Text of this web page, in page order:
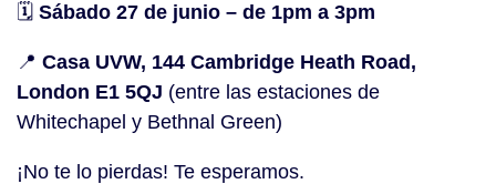
🗓️ Sábado 27 de junio – de 1pm a 3pm
📍 Casa UVW, 144 Cambridge Heath Road,
London E1 5QJ (entre las estaciones de
Whitechapel y Bethnal Green)
¡No te lo pierdas! Te esperamos.